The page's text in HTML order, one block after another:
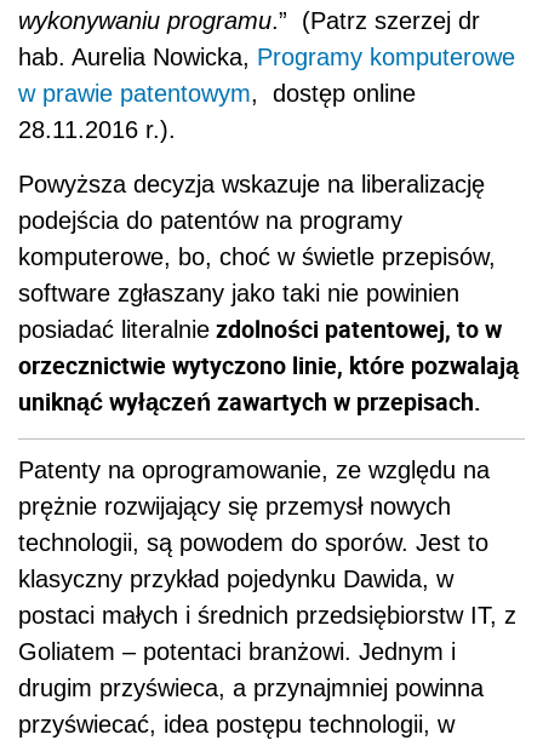
wykonywaniu programu.” (Patrz szerzej dr
hab. Aurelia Nowicka, Programy komputerowe
w prawie patentowym, dostęp online
28.11.2016 r.).
Powyższa decyzja wskazuje na liberalizację
podejścia do patentów na programy
komputerowe, bo, choć w świetle przepisów,
software zgłaszany jako taki nie powinien
posiadać literalnie zdolności patentowej, to w
orzecznictwie wytyczono linie, które pozwalają
uniknąć wyłączeń zawartych w przepisach.
Patenty na oprogramowanie, ze względu na
prężnie rozwijający się przemysł nowych
technologii, są powodem do sporów. Jest to
klasyczny przykład pojedynku Dawida, w
postaci małych i średnich przedsiębiorstw IT, z
Goliatem – potentaci branżowi. Jednym i
drugim przyświeca, a przynajmniej powinna
przyświecać, idea postępu technologii, w